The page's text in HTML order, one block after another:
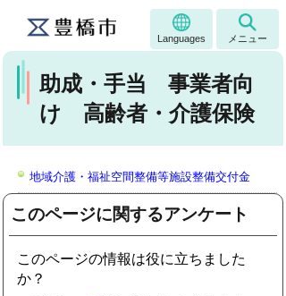
Languages メニュー
助成・手当 事業者向
け 高齢者・介護保険
地域介護・福祉空間整備等施設整備交付金
このページに関するアンケート
このページの情報は役に立ちました
か？